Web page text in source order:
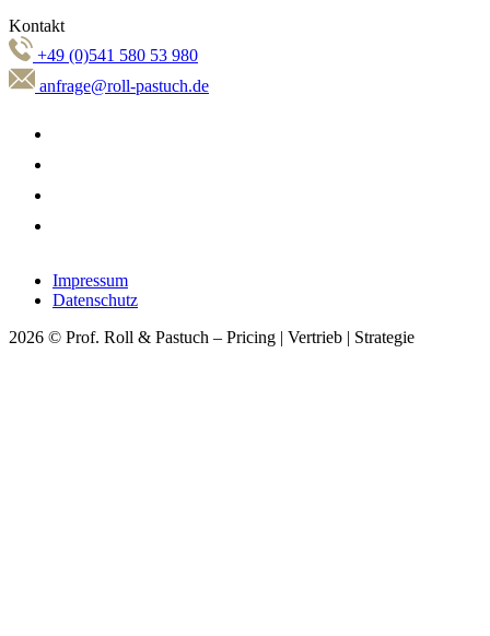
Kontakt
+49 (0)541 580 53 980
anfrage@roll-pastuch.de
Impressum
Datenschutz
2026 © Prof. Roll & Pastuch – Pricing | Vertrieb | Strategie